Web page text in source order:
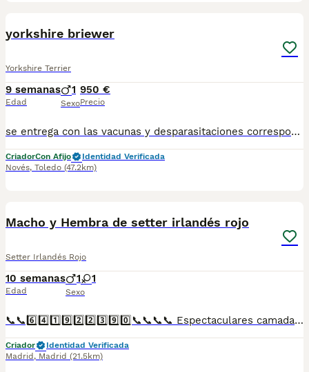
yorkshire briewer
Yorkshire Terrier
9 semanas
Edad
1
Sexo
950 €
Precio
se entrega con las vacunas y desparasitaciones correspondientes a su edad. le enseñamos a los padres no dudes en llamarnos al 698979889
CriadorCon Afijo
Identidad Verificada
Novés, Toledo (47.2km)
Macho y Hembra de setter irlandés rojo
Setter Irlandés Rojo
10 semanas
Edad
1 1
Sexo
📞📞6️⃣4️⃣1️⃣9️⃣2️⃣2️⃣3️⃣9️⃣0️⃣📞📞📞📞 Espectaculares camadas de perritos de machos y hembras de setter irlandés rojos nacionales descendientes de las mejores líneas de sangre. Disponibles tanto hembras como machos. Las camadas están bajo supervisión veterinaria desde su nacimiento hasta que son entregadas a su nueva familia. Criados por un equipo de profesionales y mejores personas que, con más de 20 años de experiencia , cuidan a los animales por vocación, aplicando una cría ética y responsable para que cada cachorro se desarrolle con la mejor salud y con un buen temperamento. Todos los cachorritos se entregan con unos dos meses y medio de edad y sus vacunas correspondientes, desparasitados interna y externamente, con certificado de salud, y garantía tanto por enfermedad vírica como congénito genética. Posibilidad de entregar en toda España mediante transporte propio preparado para animales y con chofer privado. Los precios pueden variar según las características y morfología de cada cachorro. Añádenos al whats app o llámanos, y encantados atenderemos todas tus dudas y consultas. Teléfono / Whats app: 641 92 23 90
Criador
Identidad Verificada
Madrid , Madrid (21.5km)